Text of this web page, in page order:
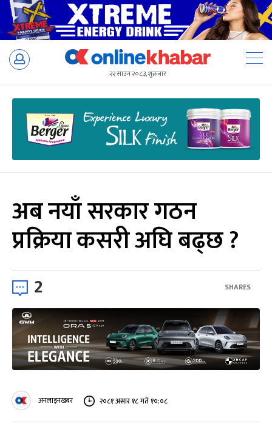
Skip
२२ साउन २०८३, शुक्रबार
अब नयाँ सरकार गठन
प्रक्रिया कसरी अघि बढ्छ ?
2 SHARES
अनलाइनखबर २०८१ असार १८ गते १०:०८